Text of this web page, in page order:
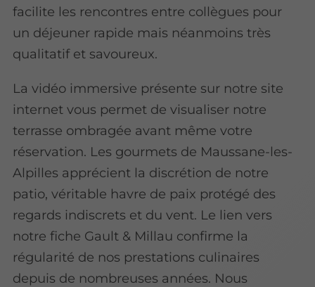
facilite les rencontres entre collègues pour
un déjeuner rapide mais néanmoins très
qualitatif et savoureux.
La vidéo immersive présente sur notre site
internet vous permet de visualiser notre
terrasse ombragée avant même votre
réservation. Les gourmets de Maussane-les-
Alpilles apprécient la discrétion de notre
patio, véritable havre de paix protégé des
regards indiscrets et du vent. Le lien vers
notre fiche Gault & Millau confirme la
régularité de nos prestations culinaires
depuis de nombreuses années. Nous